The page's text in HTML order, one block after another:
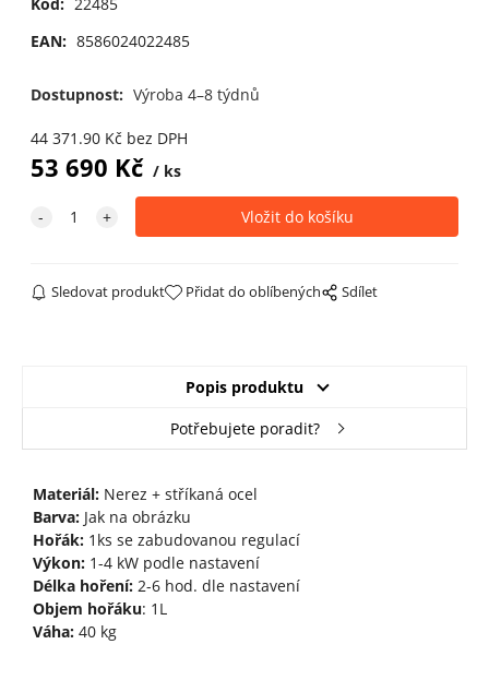
Kód: 22485
EAN: 8586024022485
Dostupnost: Výroba 4–8 týdnů
44 371.90Kč bez DPH
53 690 Kč ks
Sledovat produkt Přidat do oblíbených Sdílet
Popis produktu
Potřebujete poradit?
Materiál:Nerez + stříkaná ocel
Barva:Jak na obrázku
Hořák:1ks se zabudovanou regulací
Výkon:1-4 kW podle nastavení
Délka hoření:2-6 hod. dle nastavení
Objem hořáku: 1L
Váha:40 kg